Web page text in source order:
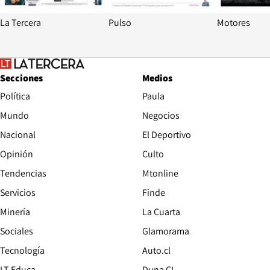
La Tercera Pulso Motores
Secciones
Política
Mundo
Nacional
Opinión
Tendencias
Servicios
Minería
Sociales
Tecnología
Medios
Paula
Negocios
El Deportivo
Culto
Mtonline
Finde
La Cuarta
Glamorama
Auto.cl